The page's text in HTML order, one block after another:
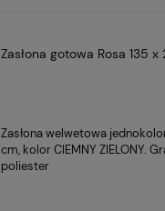
Zasłona gotowa Rosa 135
Zasłona welwetowa
cm, kolor CIEMNY ZIELONY.
poliester